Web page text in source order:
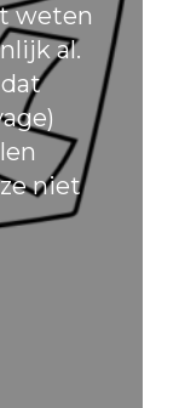
weten
al.
niet